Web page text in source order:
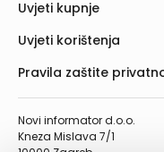
Novi informator d.o.o.
Kneza Mislava 7/1
Uvjeti kupnje
Uvjeti korištenja
Pravila zaštite